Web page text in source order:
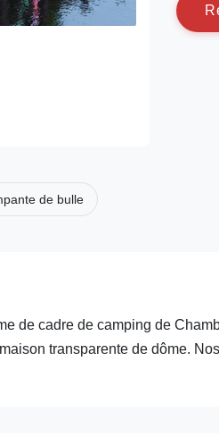
R
de bulle
de cadre de camping de
transparente de dôme.